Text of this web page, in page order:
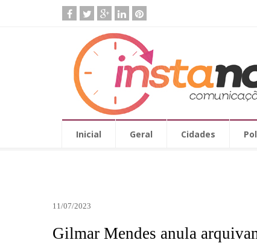
Inicial Geral Cidades
11/07/2023
Gilmar Mendes anula